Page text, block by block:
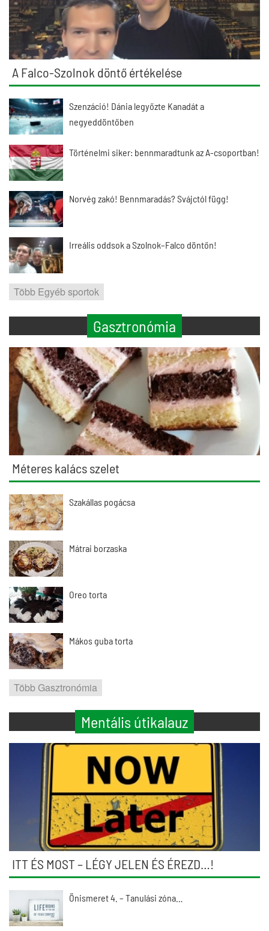
A Falco-Szolnok döntő értékelése
Szenzáció! Dánia legyőzte Kanadát a
negyeddöntőben
Történelmi siker: bennmaradtunk az A-csoportban!
Norvég zakó! Bennmaradás? Svájctól függ!
Irreális oddsok a Szolnok–Falco döntőn!
Több Egyéb sportok
Gasztronómia
Méteres kalács szelet
Szakállas pogácsa
Mátrai borzaska
Oreo torta
Mákos guba torta
Több Gasztronómia
Mentális útikalauz
ITT ÉS MOST – LÉGY JELEN ÉS ÉREZD…!
Önismeret 4. – Tanulási zóna…